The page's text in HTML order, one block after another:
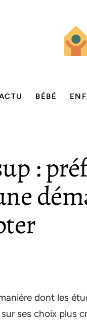
BÉBÉ
:
dont les
ses choix plus